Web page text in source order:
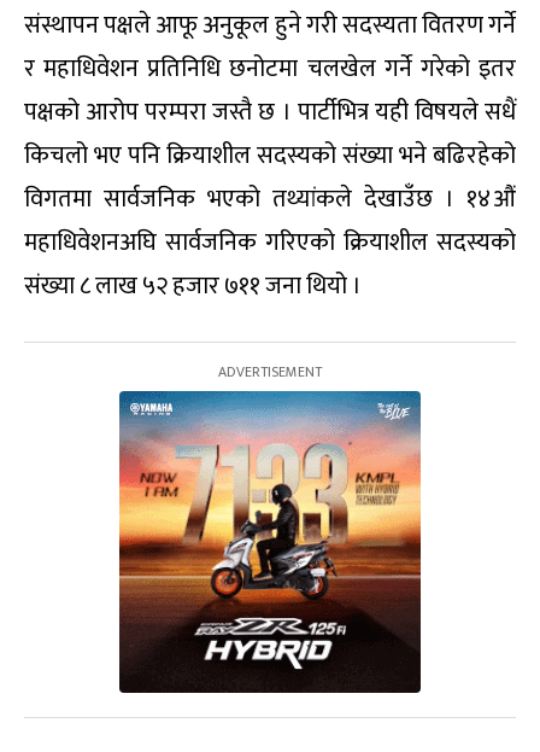
संस्थापन पक्षले आफू अनुकूल हुने गरी सदस्यता वितरण गर्ने
र महाधिवेशन प्रतिनिधि छनोटमा चलखेल गर्ने गरेको इतर
पक्षको आरोप परम्परा जस्तै छ । पार्टीभित्र यही विषयले सधैं
किचलो भए पनि क्रियाशील सदस्यको संख्या भने बढिरहेको
विगतमा सार्वजनिक भएको तथ्यांकले देखाउँछ । १४औं
महाधिवेशनअघि सार्वजनिक गरिएको क्रियाशील सदस्यको
संख्या ८ लाख ५२ हजार ७११ जना थियो ।